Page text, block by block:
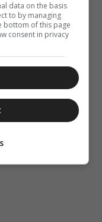
data on the basis
to by managing
bottom of this page
consent in privacy